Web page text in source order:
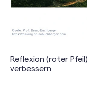
Reflexion (roter
verbessern